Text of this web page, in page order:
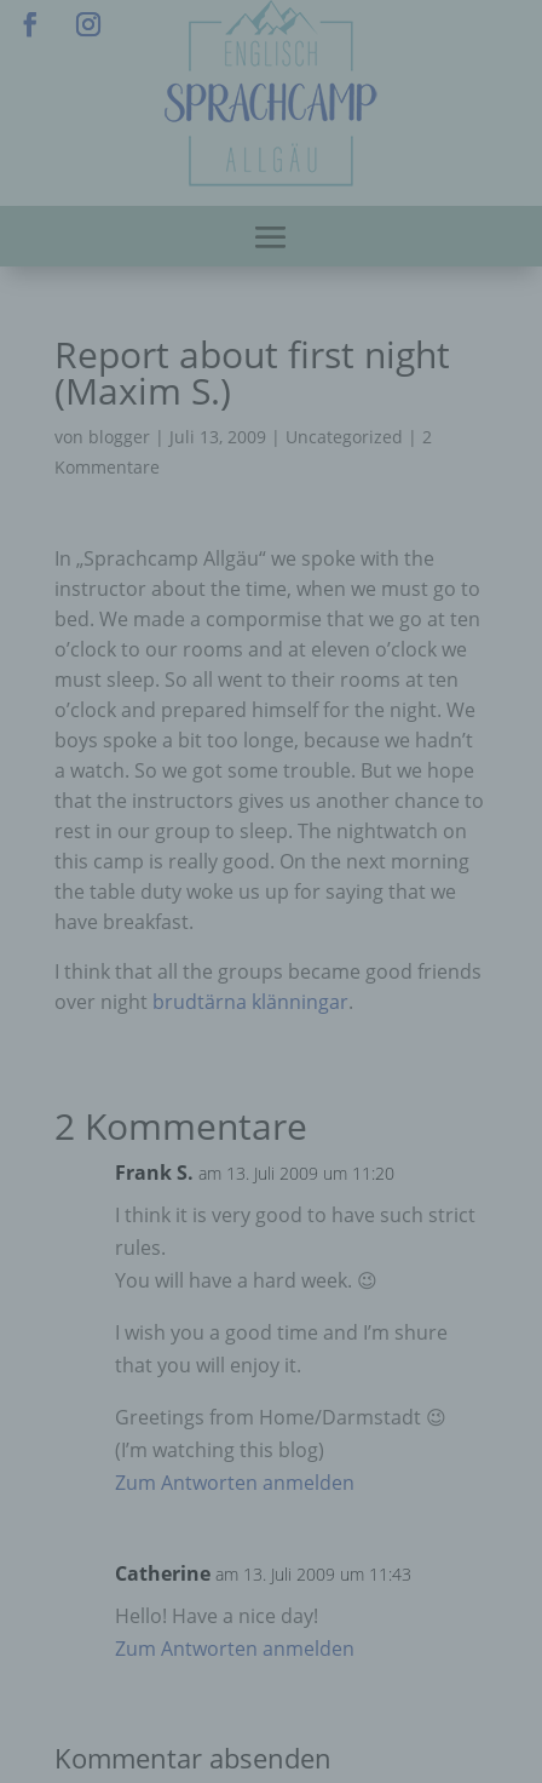
Report about first night
(Maxim S.)
von blogger | Juli 13, 2009 | Uncategorized | 2
Kommentare
In „Sprachcamp Allgäu“ we spoke with the
instructor about the time, when we must go to
bed. We made a compormise that we go at ten
o’clock to our rooms and at eleven o’clock we
must sleep. So all went to their rooms at ten
o’clock and prepared himself for the night. We
boys spoke a bit too longe, because we hadn’t
a watch. So we got some trouble. But we hope
that the instructors gives us another chance to
rest in our group to sleep. The nightwatch on
this camp is really good. On the next morning
the table duty woke us up for saying that we
have breakfast.
I think that all the groups became good friends
over night brudtärna klänningar.
2 Kommentare
Frank S. am 13. Juli 2009 um 11:20
I think it is very good to have such strict
rules.
You will have a hard week. 😉
I wish you a good time and I’m shure
that you will enjoy it.
Greetings from Home/Darmstadt 😉
(I’m watching this blog)
Zum Antworten anmelden
Catherine am 13. Juli 2009 um 11:43
Hello! Have a nice day!
Zum Antworten anmelden
Kommentar absenden